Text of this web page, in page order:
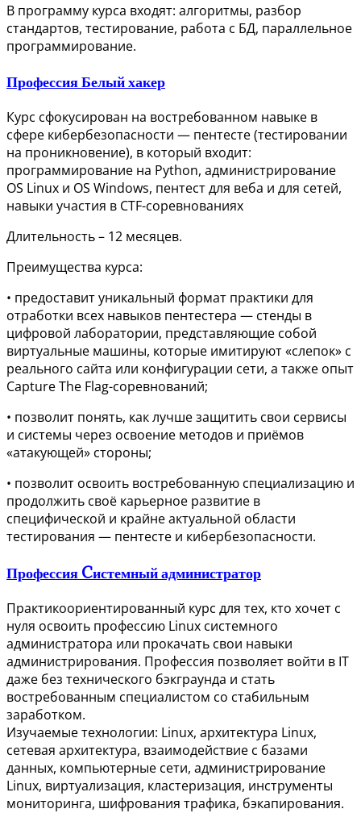
В программу курса входят: алгоритмы, разбор
стандартов, тестирование, работа с БД, параллельное
программирование.
Профессия Белый хакер
Курс сфокусирован на востребованном навыке в
сфере кибербезопасности — пентесте (тестировании
на проникновение), в который входит:
программирование на Python, администрирование
OS Linux и OS Windows, пентест для веба и для сетей,
навыки участия в CTF-соревнованиях
Длительность – 12 месяцев.
Преимущества курса:
• предоставит уникальный формат практики для
отработки всех навыков пентестера — стенды в
цифровой лаборатории, представляющие собой
виртуальные машины, которые имитируют «слепок» с
реального сайта или конфигурации сети, а также опыт
Capture The Flag-соревнований;
• позволит понять, как лучше защитить свои сервисы
и системы через освоение методов и приёмов
«атакующей» стороны;
• позволит освоить востребованную специализацию и
продолжить своё карьерное развитие в
специфической и крайне актуальной области
тестирования — пентесте и кибербезопасности.
Профессия Cистемный администратор
Практикоориентированный курс для тех, кто хочет с
нуля освоить профессию Linux системного
администратора или прокачать свои навыки
администрирования. Профессия позволяет войти в IT
даже без технического бэкграунда и стать
востребованным специалистом со стабильным
заработком.
Изучаемые технологии: Linux, архитектура Linux,
сетевая архитектура, взаимодействие с базами
данных, компьютерные сети, администрирование
Linux, виртуализация, кластеризация, инструменты
мониторинга, шифрования трафика, бэкапирования.